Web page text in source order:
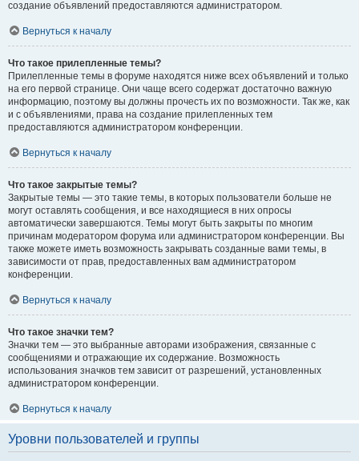
создание объявлений предоставляются администратором.
Вернуться к началу
Что такое прилепленные темы?
Прилепленные темы в форуме находятся ниже всех объявлений и только
на его первой странице. Они чаще всего содержат достаточно важную
информацию, поэтому вы должны прочесть их по возможности. Так же, как
и с объявлениями, права на создание прилепленных тем
предоставляются администратором конференции.
Вернуться к началу
Что такое закрытые темы?
Закрытые темы — это такие темы, в которых пользователи больше не
могут оставлять сообщения, и все находящиеся в них опросы
автоматически завершаются. Темы могут быть закрыты по многим
причинам модератором форума или администратором конференции. Вы
также можете иметь возможность закрывать созданные вами темы, в
зависимости от прав, предоставленных вам администратором
конференции.
Вернуться к началу
Что такое значки тем?
Значки тем — это выбранные авторами изображения, связанные с
сообщениями и отражающие их содержание. Возможность
использования значков тем зависит от разрешений, установленных
администратором конференции.
Вернуться к началу
Уровни пользователей и группы